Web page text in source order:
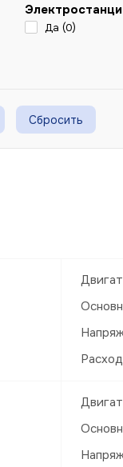
Да (0)
Сбросить